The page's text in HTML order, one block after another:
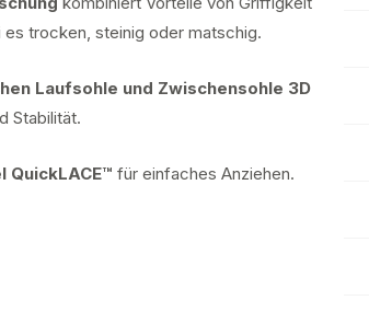
trocken, steinig oder matschig.
Laufsohle und Zwischensohle 3D
Stabilität.
QuickLACE™ für einfaches Anziehen.